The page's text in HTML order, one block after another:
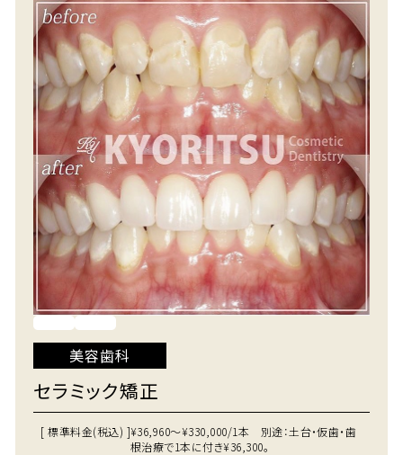
美容歯科
セラミック矯正
[ 標準料金(税込) ]¥36,960～¥330,000/1本 別途：土台・仮歯・歯
根治療で1本に付き¥36,300。